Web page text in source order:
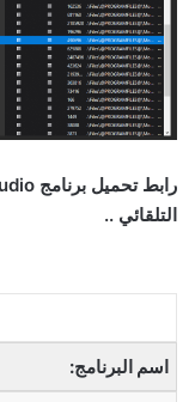
رابط تحميل
التلقائي ..
اسم البرنامج: